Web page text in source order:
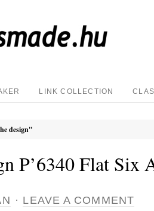
LINK COLLECTION
design"
P’6340 Flat Six
· LEAVE A COMMENT